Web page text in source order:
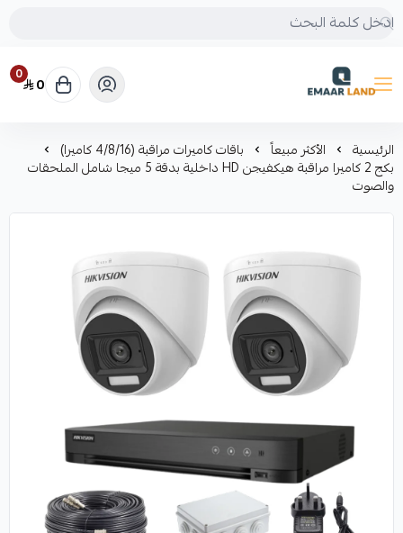
إعمار لاند
0 0
الرئيسية الأكثر مبيعاً باقات كاميرات مراقبة (4/8/16 كاميرا)
بكج 2 كاميرا مراقبة هيكفيجن HD داخلية بدقة 5 ميجا شامل الملحقات
والصوت